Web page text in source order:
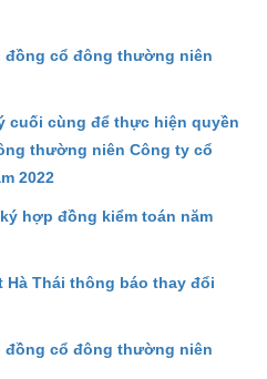
cổ đông thường niên
cuối cùng để thực hiện quyền
thường niên Công ty cổ
2022
hợp đồng kiểm toán năm
Thái thông báo thay đổi
cổ đông thường niên